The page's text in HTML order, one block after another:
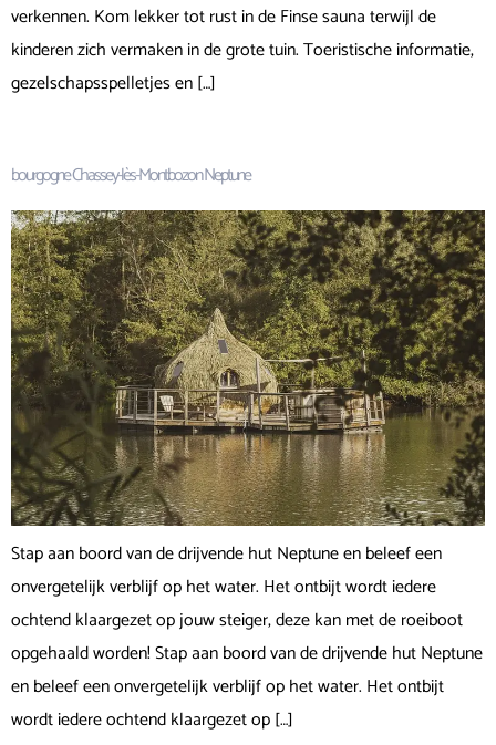
verkennen. Kom lekker tot rust in de Finse sauna terwijl de
kinderen zich vermaken in de grote tuin. Toeristische informatie,
gezelschapsspelletjes en […]
bourgogne Chassey-lès-Montbozon Neptune
Stap aan boord van de drijvende hut Neptune en beleef een
onvergetelijk verblijf op het water. Het ontbijt wordt iedere
ochtend klaargezet op jouw steiger, deze kan met de roeiboot
opgehaald worden! Stap aan boord van de drijvende hut Neptune
en beleef een onvergetelijk verblijf op het water. Het ontbijt
wordt iedere ochtend klaargezet op […]